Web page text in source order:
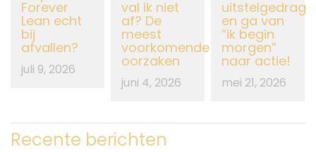
Forever
Lean echt
bij
afvallen?
juli 9, 2026
val ik niet
af? De
meest
voorkomende
oorzaken
juni 4, 2026
uitstelgedrag
en ga van
“ik begin
morgen”
naar actie!
mei 21, 2026
Recente berichten